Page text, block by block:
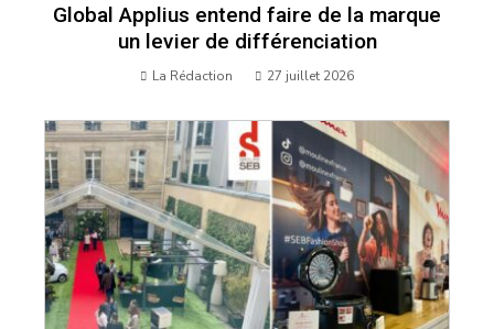
Global Applius entend faire de la marque
un levier de différenciation
La Rédaction 27 juillet 2026